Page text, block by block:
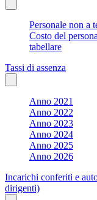
Personale non a
Costo del
tabellare
Tassi di assenza
Anno 2021
Anno 2022
Anno 2023
Anno 2024
Anno 2025
Anno 2026
Incarichi conferiti e
dirigenti)